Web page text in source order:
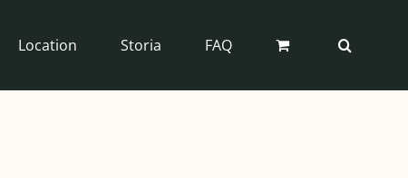
Location Storia FAQ